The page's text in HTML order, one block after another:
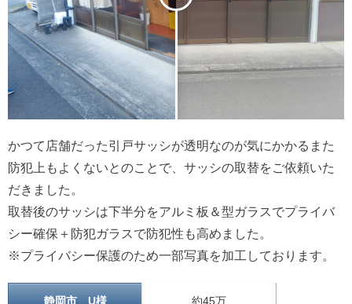
かつて店舗だった引戸サッシが透明なのが気にかかるまた
防犯上もよくないとのことで、サッシの取替をご依頼いた
だきました。
取替後のサッシは下半分をアルミ板＆型ガラスでプライバ
シー確保＋防犯ガラスで防犯性も高めました。
※プライバシー保護のため一部写真を加工しております。
静岡市 U様 約45万